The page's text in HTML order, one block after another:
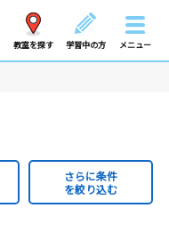
教室を探す 学習中の方 メニュー
さらに条件
を絞り込む